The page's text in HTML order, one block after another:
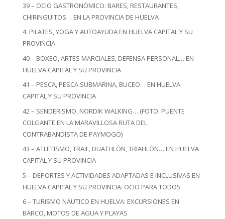
39 – OCIO GASTRONÓMICO: BARES, RESTAURANTES,
CHIRINGUITOS… EN LA PROVINCIA DE HUELVA
4. PILATES, YOGA Y AUTOAYUDA EN HUELVA CAPITAL Y SU
PROVINCIA
40 – BOXEO, ARTES MARCIALES, DEFENSA PERSONAL… EN
HUELVA CAPITAL Y SU PROVINCIA
41 – PESCA, PESCA SUBMARINA, BUCEO… EN HUELVA
CAPITAL Y SU PROVINCIA
42 – SENDERISMO, NORDIK WALKING… (FOTO: PUENTE
COLGANTE EN LA MARAVILLOSA RUTA DEL
CONTRABANDISTA DE PAYMOGO)
43 – ATLETISMO, TRAIL, DUATHLÓN, TRIAHLÓN… EN HUELVA
CAPITAL Y SU PROVINCIA
5 – DEPORTES Y ACTIVIDADES ADAPTADAS E INCLUSIVAS EN
HUELVA CAPITAL Y SU PROVINCIA: OCIO PARA TODOS
6 – TURISMO NÁUTICO EN HUELVA: EXCURSIONES EN
BARCO, MOTOS DE AGUA Y PLAYAS